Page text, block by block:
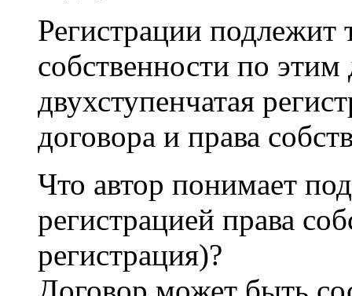
Регистрации подлежит
собственности по
двухступенчатая
договора и права
Что автор понимает
регистрацией права
регистрация)?